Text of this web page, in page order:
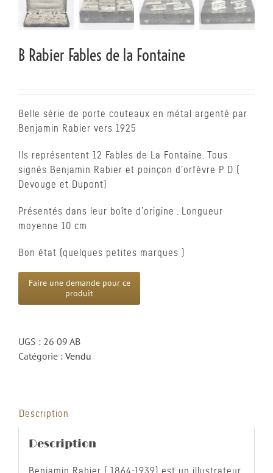
B Rabier Fables de la Fontaine
Belle série de porte couteaux en métal argenté par
Benjamin Rabier vers 1925
Ils représentent 12 Fables de La Fontaine. Tous
signés Benjamin Rabier et poinçon d’orfèvre P D (
Devouge et Dupont)
Présentés dans leur boîte d’origine . Longueur
moyenne 10 cm
Bon état (quelques petites marques )
UGS : 26 09 AB
Catégorie : Vendu
Description
Description